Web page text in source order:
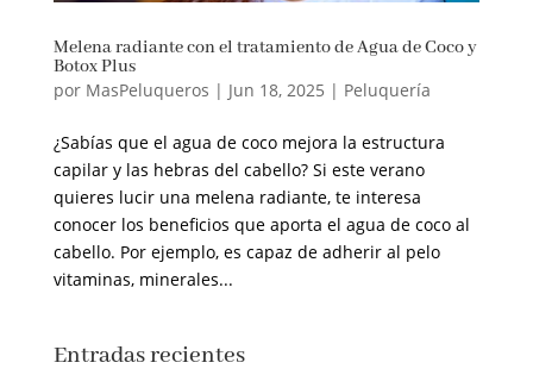
Melena radiante con el tratamiento de Agua de Coco y
Botox Plus
por MasPeluqueros | Jun 18, 2025 | Peluquería
¿Sabías que el agua de coco mejora la estructura
capilar y las hebras del cabello? Si este verano
quieres lucir una melena radiante, te interesa
conocer los beneficios que aporta el agua de coco al
cabello. Por ejemplo, es capaz de adherir al pelo
vitaminas, minerales...
Entradas recientes